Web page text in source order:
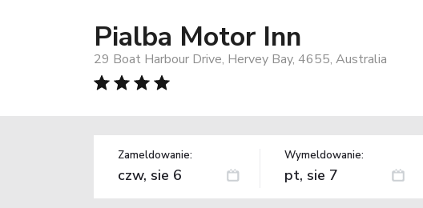
Pialba Motor Inn
29 Boat Harbour Drive, Hervey Bay, 4655, Australia
Zameldowanie: Wymeldowanie: